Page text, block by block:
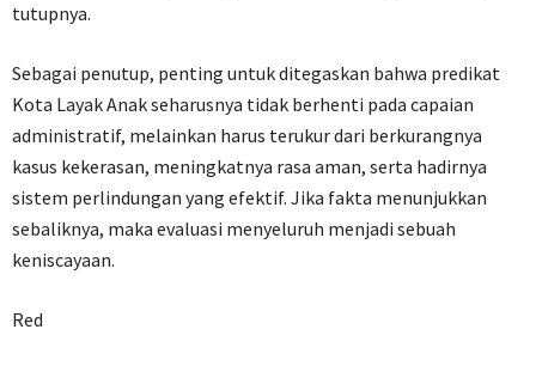
tutupnya.
Sebagai penutup, penting untuk ditegaskan bahwa predikat
Kota Layak Anak seharusnya tidak berhenti pada capaian
administratif, melainkan harus terukur dari berkurangnya
kasus kekerasan, meningkatnya rasa aman, serta hadirnya
sistem perlindungan yang efektif. Jika fakta menunjukkan
sebaliknya, maka evaluasi menyeluruh menjadi sebuah
keniscayaan.
Red